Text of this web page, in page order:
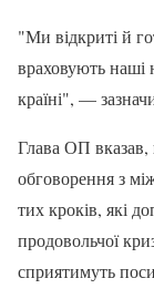
"Ми відкриті й
враховують наші
країні", —
Глава ОП вказав,
обговорення з
тих кроків, які
продовольчої
сприятимуть